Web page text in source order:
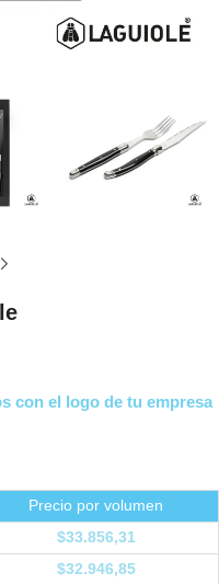
con el logo de tu empresa
Precio por volumen
$33.856,31
$32.946,85